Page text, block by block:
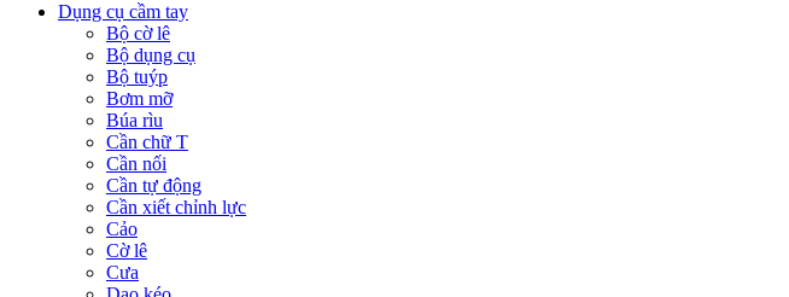
Dụng cụ cầm tay
Bộ cờ lê
Bộ dụng cụ
Bộ tuýp
Bơm mỡ
Búa rìu
Cần chữ T
Cần nối
Cần tự động
Cần xiết chỉnh lực
Cảo
Cờ lê
Cưa